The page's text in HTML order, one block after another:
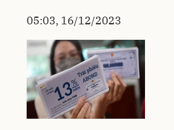
05:03, 16/12/2023